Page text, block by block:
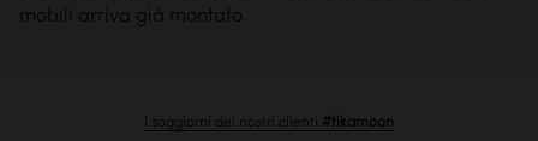
mobili arriva già montato.
I soggiorni dei nostri clienti #tikamoon